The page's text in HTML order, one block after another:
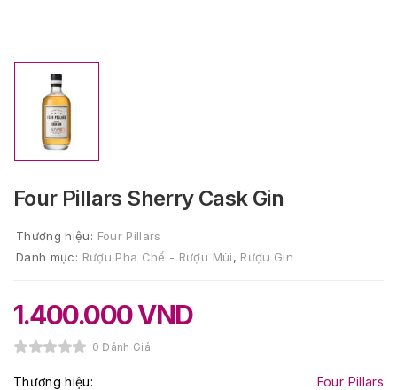
Four Pillars Sherry Cask Gin
Thương hiệu: Four Pillars
Danh mục: Rượu Pha Chế - Rượu Mùi, Rượu Gin
1.400.000VND
0 Đánh Giá
Thương hiệu: Four Pillars